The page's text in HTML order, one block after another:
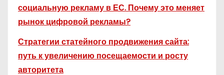
социальную рекламу в ЕС. Почему это меняет
рынок цифровой рекламы?
Стратегии статейного продвижения сайта:
путь к увеличению посещаемости и росту
авторитета